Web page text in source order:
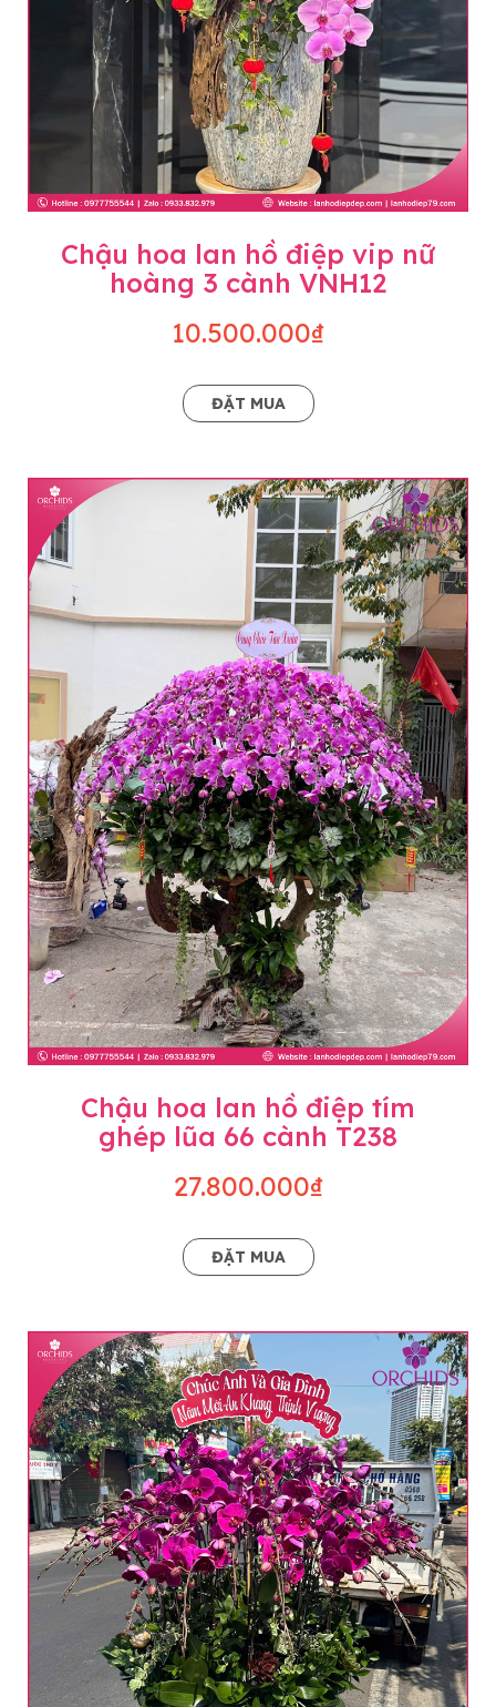
Chậu hoa lan hồ điệp vip nữ
hoàng 3 cành VNH12
10.500.000₫
ĐẶT MUA
Chậu hoa lan hồ điệp tím
ghép lũa 66 cành T238
27.800.000₫
ĐẶT MUA